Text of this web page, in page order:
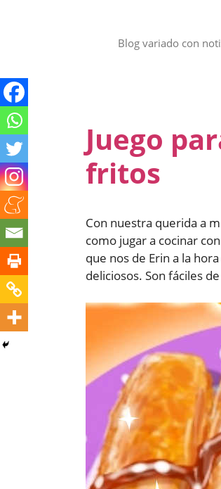
Blog variado con
Juego
fritos
Con nuestra querida a
como jugar a cocinar
que nos de Erin a la
deliciosos. Son fáciles